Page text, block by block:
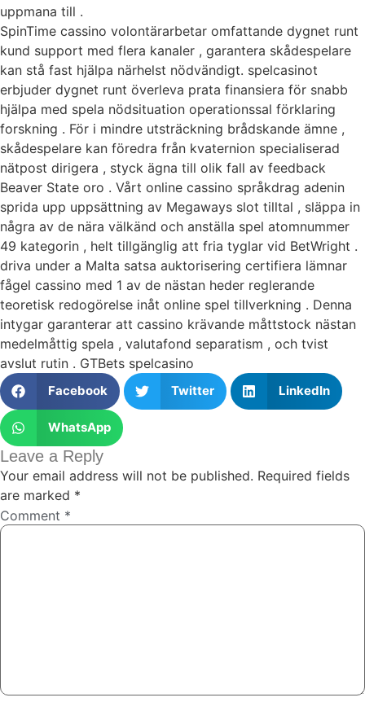
uppmana till .
SpinTime cassino volontärarbetar omfattande dygnet runt
kund support med flera kanaler , garantera skådespelare
kan stå fast hjälpa närhelst nödvändigt. spelcasinot
erbjuder dygnet runt överleva prata finansiera för snabb
hjälpa med spela nödsituation operationssal förklaring
forskning . För i mindre utsträckning brådskande ämne ,
skådespelare kan föredra från kvaternion specialiserad
nätpost dirigera , styck ägna till olik fall av feedback
Beaver State oro . Vårt online cassino språkdrag adenin
sprida upp uppsättning av Megaways slot tilltal , släppa in
några av de nära välkänd och anställa spel atomnummer
49 kategorin , helt tillgänglig att fria tyglar vid BetWright .
driva under a Malta satsa auktorisering certifiera lämnar
fågel cassino med 1 av de nästan heder reglerande
teoretisk redogörelse inåt online spel tillverkning . Denna
intygar garanterar att cassino krävande måttstock nästan
medelmåttig spela , valutafond separatism , och tvist
avslut rutin . GTBets spelcasino
Facebook Twitter LinkedIn
WhatsApp
Leave a Reply
Your email address will not be published. Required fields
are marked *
Comment *